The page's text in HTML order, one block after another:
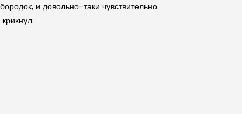
и довольно-таки чувствительно.